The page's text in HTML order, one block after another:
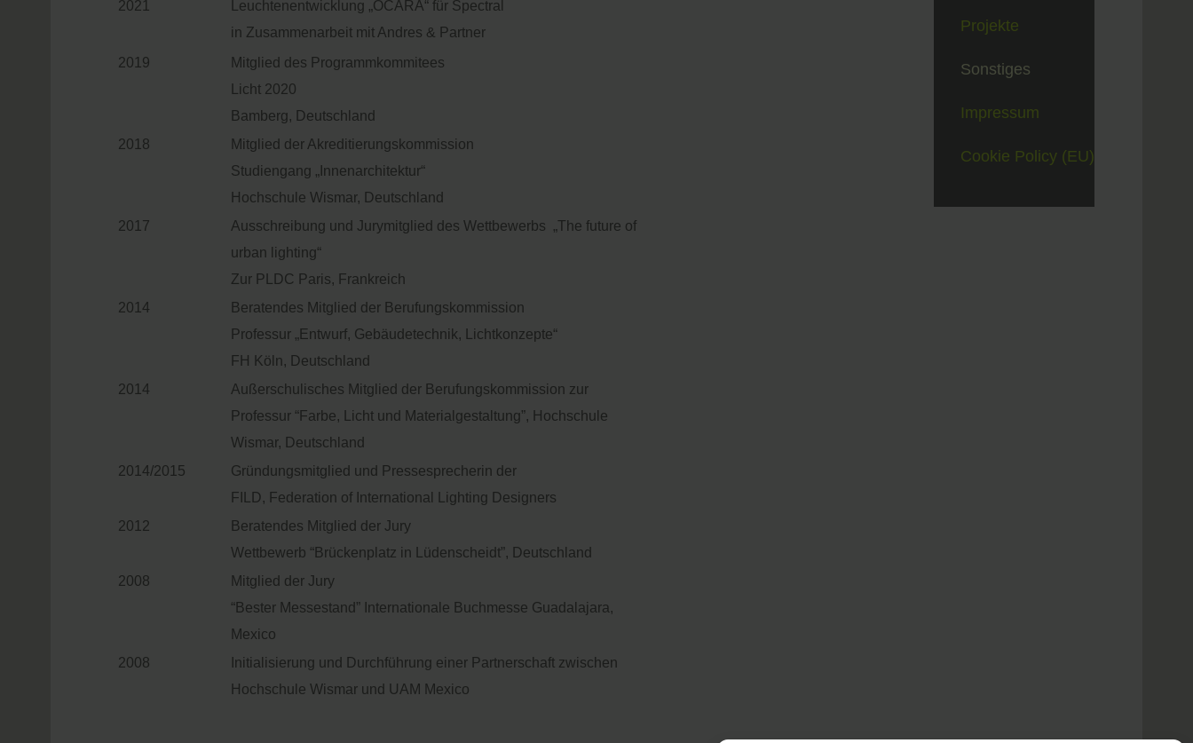
2021
Leuchtenentwicklung „OCARA“ für Spectral
in Zusammenarbeit mit Andres & Partner
2019
Mitglied des Programmkommitees
Licht 2020
Bamberg, Deutschland
2018
Mitglied der Akreditierungskommission
Studiengang „Innenarchitektur“
Hochschule Wismar, Deutschland
2017
Ausschreibung und Jurymitglied des Wettbewerbs „The future of
urban lighting“
Zur PLDC Paris, Frankreich
2014
Beratendes Mitglied der Berufungskommission
Professur „Entwurf, Gebäudetechnik, Lichtkonzepte“
FH Köln, Deutschland
2014
Außerschulisches Mitglied der Berufungskommission zur
Professur “Farbe, Licht und Materialgestaltung”, Hochschule
Wismar, Deutschland
2014/2015
Gründungsmitglied und Pressesprecherin der
FILD, Federation of International Lighting Designers
2012
Beratendes Mitglied der Jury
Wettbewerb “Brückenplatz in Lüdenscheidt”, Deutschland
2008
Mitglied der Jury
“Bester Messestand” Internationale Buchmesse Guadalajara,
Mexico
2008
Initialisierung und Durchführung einer Partnerschaft zwischen
Hochschule Wismar und UAM Mexico
Projekte
Sonstiges
Impressum
Cookie Policy (EU)